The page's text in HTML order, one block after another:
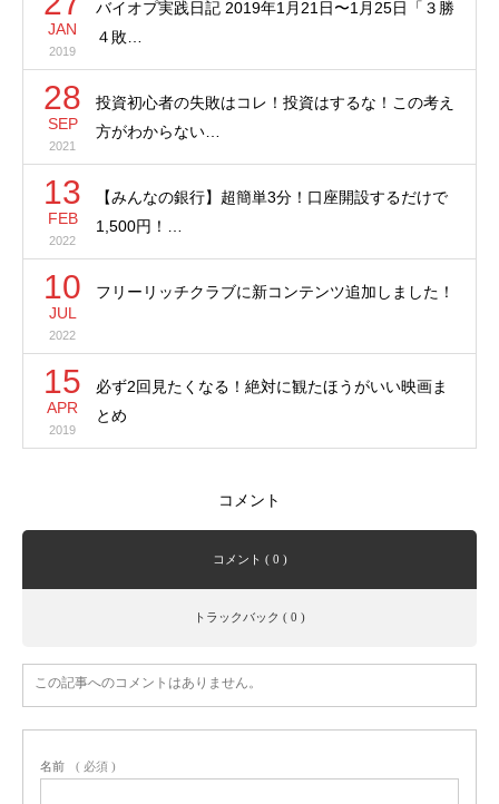
JAN
2019
バイオプ実践日記 2019年1月21日〜1月25日「３勝
４敗…
28
SEP
2021
投資初心者の失敗はコレ！投資はするな！この考え
方がわからない…
13
FEB
2022
【みんなの銀行】超簡単3分！口座開設するだけで
1,500円！…
10
JUL
2022
フリーリッチクラブに新コンテンツ追加しました！
15
APR
2019
必ず2回見たくなる！絶対に観たほうがいい映画ま
とめ
コメント
コメント ( 0 )
トラックバック ( 0 )
この記事へのコメントはありません。
名前 ( 必須 )